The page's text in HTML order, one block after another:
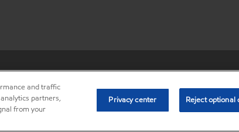
© Copyright 2003-
and traffic
partners,
from your
Privacy center Reject optional